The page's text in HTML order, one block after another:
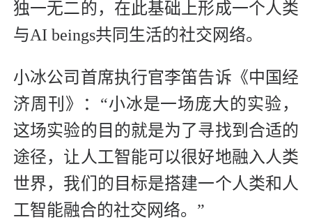
独一无二的，在此基础上形成一个人类
与AI beings共同生活的社交网络。
小冰公司首席执行官李笛告诉《中国经
济周刊》：“小冰是一场庞大的实验，
这场实验的目的就是为了寻找到合适的
途径，让人工智能可以很好地融入人类
世界，我们的目标是搭建一个人类和人
工智能融合的社交网络。”